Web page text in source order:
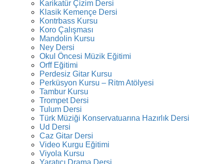
Karikatür Çizim Dersi
Klasik Kemençe Dersi
Kontrbass Kursu
Koro Çalışması
Mandolin Kursu
Ney Dersi
Okul Öncesi Müzik Eğitimi
Orff Eğitimi
Perdesiz Gitar Kursu
Perküsyon Kursu – Ritm Atölyesi
Tambur Kursu
Trompet Dersi
Tulum Dersi
Türk Müziği Konservatuarına Hazırlık Dersi
Ud Dersi
Caz Gitar Dersi
Video Kurgu Eğitimi
Viyola Kursu
Yaratıcı Drama Dersi